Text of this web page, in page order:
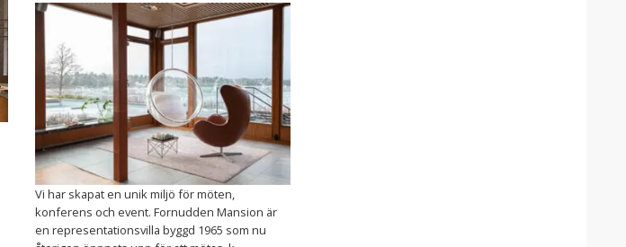
Vi har skapat en unik miljö för möten,
konferens och event. Fornudden Mansion är
en representationsvilla byggd 1965 som nu